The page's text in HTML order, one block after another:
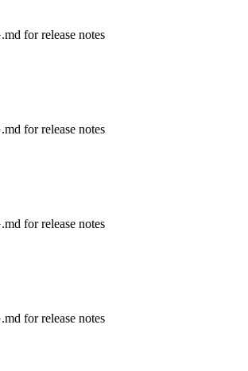
for release notes
for release notes
for release notes
for release notes